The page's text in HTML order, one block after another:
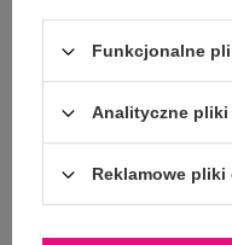
GŁÓWNE PARAMETRY
OPINIE O PRODUKCIE (1)
WYSYŁKA I DOSTAWA
Funkcjonalne
Analityczne
Reklamowe pliki